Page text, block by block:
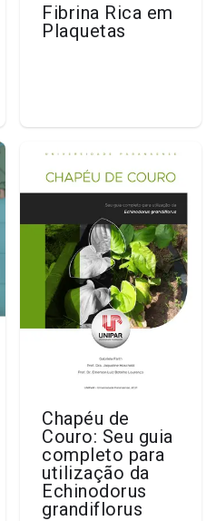
Fibrina Rica em
Plaquetas
Chapéu de
Couro: Seu guia
completo para
utilização da
Echinodorus
grandiflorus